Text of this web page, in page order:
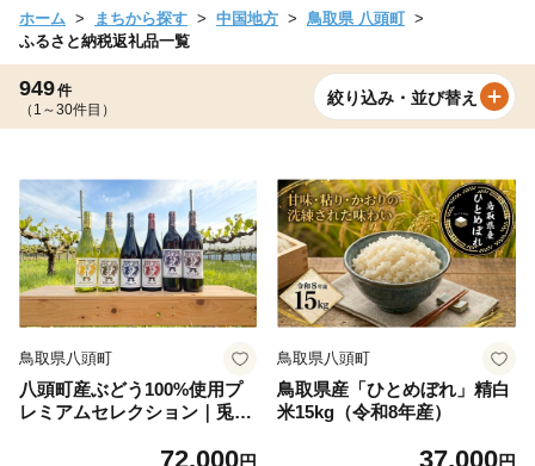
ホーム まちから探す 中国地方
鳥取県 八頭町
ふるさと納税返礼品一覧
949件
（1～30件目）
絞り込み・並び替え
鳥取県八頭町
八頭町産ぶどう100%使用プ
レミアムセレクション｜兎ッ
72,000円
鳥取県八頭町
鳥取県産「ひとめぼれ」精白
米15kg（令和8年産）
37,000円